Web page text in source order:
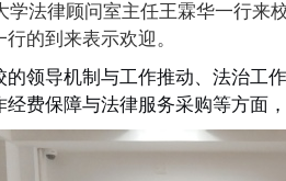
学法律顾问室主任王霖华一行来
的到来表示欢迎。
的领导机制与工作推动、法治工
费保障与法律服务采购等方面